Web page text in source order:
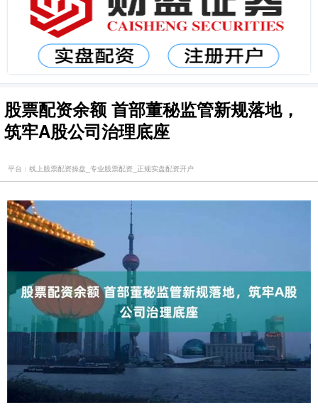
股票配资余额 首部董秘监管新规落地，
筑牢A股公司治理底座
平台：线上股票配资操盘_专业股票配资_正规实盘配资开户